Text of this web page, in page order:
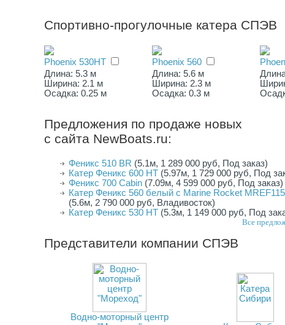
Спортивно-прогулочные катера СПЭВ
Phoenix 530HT
Длина: 5.3 м
Ширина: 2.1 м
Осадка: 0.25 м
Phoenix 560
Длина: 5.6 м
Ширина: 2.3 м
Осадка: 0.3 м
Предложения по продаже новых
с сайта NewBoats.ru:
Феникс 510 BR (5.1м, 1 289 000 руб, Под заказ)
Катер Феникс 600 HT (5.97м, 1 729 000 руб, Под
Феникс 700 Cabin (7.09м, 4 599 000 руб, Под заказ)
Катер Феникс 560 белый с Marine Rocket
(5.6м, 2 790 000 руб, Владивосток)
Катер Феникс 530 HT (5.3м, 1 149 000 руб, Под
Все
Представители компании СПЭВ
Водно-моторный центр